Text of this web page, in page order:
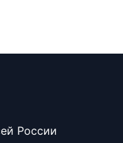
России